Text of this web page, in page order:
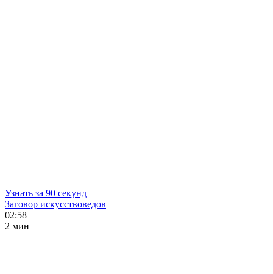
Узнать за 90 секунд
Заговор искусствоведов
02:58
2 мин